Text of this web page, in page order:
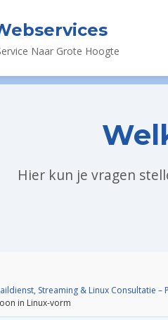
Naar Grote Hoogte
Hier kun je vragen
Streaming & Linux Consultatie –
in Linux-vorm